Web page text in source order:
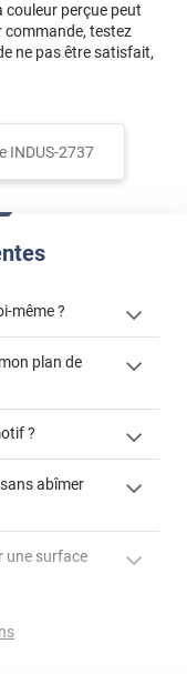
couleur perçue peut
commande, testez
ne pas être satisfait,
INDUS-2737
même ?
adhésif ? »
plan de
on installer du
?
abîmer
une surface
carrelage